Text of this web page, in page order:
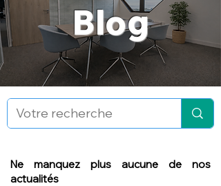
Blog
Ne manquez plus aucune de nos
actualités